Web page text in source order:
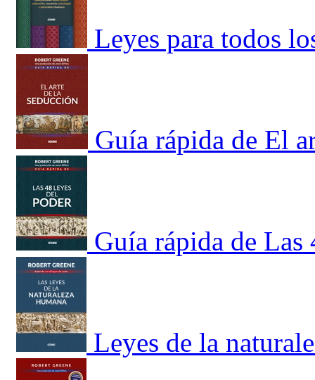
Leyes para todos
Guía rápida de El
Guía rápida de Las
Leyes de la